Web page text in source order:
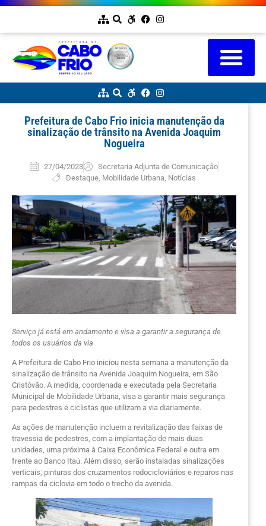
Prefeitura de Cabo Frio inicia manutenção da
sinalização de trânsito na Avenida Joaquim
Nogueira
27/04/2023
Secretaria Adjunta de Comunicação
Destaque Mobilidade Urbana Notícias
Serviço já está em andamento e visa a garantir a segurança de
todos os usuários da via
A Prefeitura de Cabo Frio iniciou nesta semana a manutenção da
sinalização de trânsito na Avenida Joaquim Nogueira, em São
Cristóvão. A medida, coordenada e executada pela Secretaria
Municipal de Mobilidade Urbana, visa a garantir mais segurança
para pedestres e ciclistas que utilizam a via diariamente.
As ações de manutenção incluem a revitalização das faixas de
travessia de pedestres, com a implantação de mais duas
unidades, uma próxima à Caixa Econômica Federal e outra em
frente ao Banco Itaú. Além disso, serão instaladas sinalizações
verticais; pinturas dos cruzamentos rodocicloviários e reparos nas
rampas da ciclovia em todo o trecho da avenida.